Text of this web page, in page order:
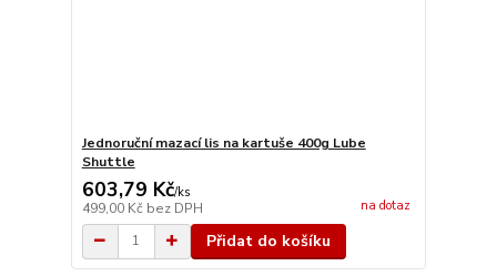
Jednoruční mazací lis na kartuše 400g Lube
Shuttle
603,79 Kč/ks
499,00 Kč bez DPH na dotaz
Přidat do košíku